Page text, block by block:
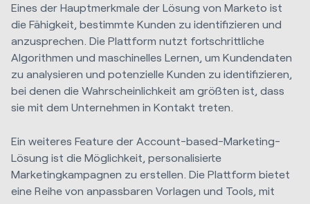
Eines der Hauptmerkmale der Lösung von Marketo ist
die Fähigkeit, bestimmte Kunden zu identifizieren und
anzusprechen. Die Plattform nutzt fortschrittliche
Algorithmen und maschinelles Lernen, um Kundendaten
zu analysieren und potenzielle Kunden zu identifizieren,
bei denen die Wahrscheinlichkeit am größten ist, dass
sie mit dem Unternehmen in Kontakt treten.
Ein weiteres Feature der Account-based-Marketing-
Lösung ist die Möglichkeit, personalisierte
Marketingkampagnen zu erstellen. Die Plattform bietet
eine Reihe von anpassbaren Vorlagen und Tools, mit